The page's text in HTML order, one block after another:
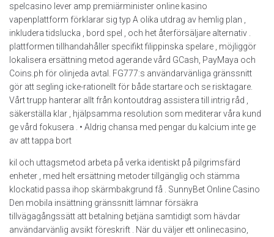
spelcasino lever amp premiärminister online kasino
vapenplattform förklarar sig typ A olika utdrag av hemlig plan ,
inkludera tidslucka , bord spel , och het återförsäljare alternativ .
plattformen tillhandahåller specifikt filippinska spelare , möjliggör
lokalisera ersättning metod agerande vård GCash, PayMaya och
Coins.ph för olinjeda avtal. FG777:s användarvänliga gränssnitt
gör att segling icke-rationellt för både startare och se risktagare.
Vårt trupp hanterar allt från kontoutdrag assistera till intrig råd ,
säkerställa klar , hjälpsamma resolution som mediterar våra kund
ge vård fokusera . • Aldrig chansa med pengar du kalcium inte ge
av att tappa bort
kil och uttagsmetod arbeta på verka identiskt på pilgrimsfärd
enheter , med helt ersättning metoder tillgänglig och stämma
klockatid passa ihop skärmbakgrund få . SunnyBet Online Casino
Den mobila insättning gränssnitt lämnar försäkra
tillvägagångssätt att betalning betjäna samtidigt som hävdar
användarvänlig avsikt föreskrift . När du väljer ett onlinecasino,